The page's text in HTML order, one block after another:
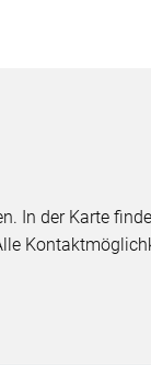
In der Karte